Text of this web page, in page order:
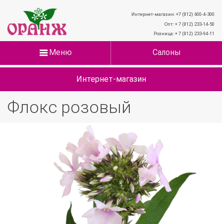
Интернет-магазин: +7 (812) 600-4-300
Опт: + 7 (812) 233-14-50
Розница: + 7 (812) 233-94-11
Меню Салоны
Интернет-магазин
Флокс розовый